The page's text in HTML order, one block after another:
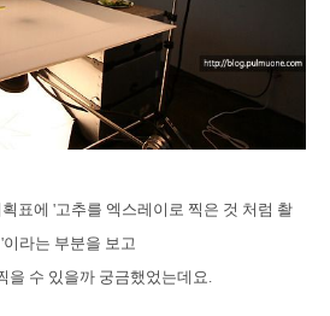
표에 '고추를 엑스레이로 찍은 것 처럼 촬
이라는 부분을 보고
을 수 있을까 궁금했었는데요.